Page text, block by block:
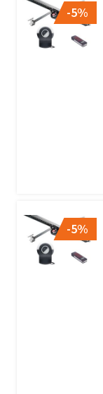
-5%
-5%